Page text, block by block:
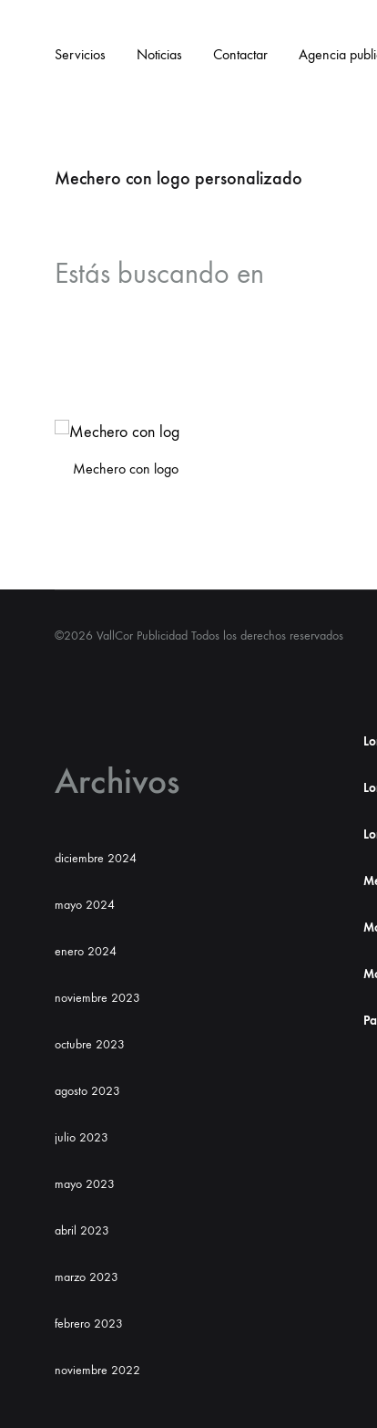
Servicios Noticias Contactar Agencia
Mechero con logo personalizado
Estás buscando en
Mechero con logo
©2026 VallCor Publicidad Todos los derechos reservados
Archivos
diciembre 2024
mayo 2024
enero 2024
noviembre 2023
octubre 2023
agosto 2023
julio 2023
mayo 2023
abril 2023
marzo 2023
febrero 2023
noviembre 2022